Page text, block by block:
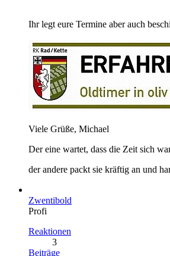
Ihr legt eure Termine aber auch
Viele Grüße, Michael
Der eine wartet, dass die Zeit sich
der andere packt sie kräftig an und
Zwentibold
Profi
Reaktionen
3
Beiträge